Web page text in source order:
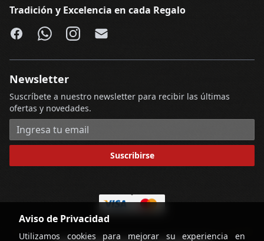
Aviso de Privacidad
Utilizamos cookies para mejorar su experiencia en
Tradición y Excelencia en cada Regalo
Facebook
WhatsApp
Instagram
Email
Newsletter
Suscríbete a nuestro newsletter para recibir las últimas
ofertas y novedades.
Dirección de correo electrónico
Suscribirse